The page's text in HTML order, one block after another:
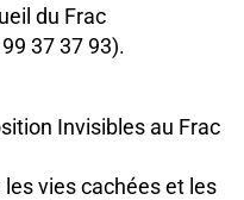
du Frac
37 37 93).
Invisibles au Frac
vies cachées et les